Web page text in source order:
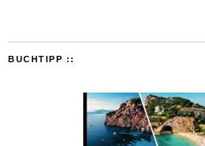
BUCHTIPP ::